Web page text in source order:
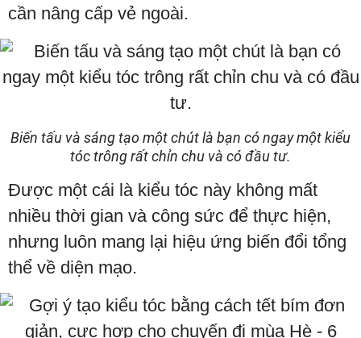
cần nâng cấp vẻ ngoài.
Biến tấu và sáng tạo một chút là bạn có ngay một kiểu
tóc trông rất chỉn chu và có đầu tư.
Được một cái là kiểu tóc này không mất
nhiều thời gian và công sức để thực hiện,
nhưng luôn mang lại hiệu ứng biến đổi tổng
thể về diện mạo.